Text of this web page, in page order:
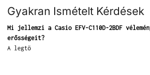
Gyakran Ismételt Kérdések
Mi jellemzi a Casio EFV-C110D-2BDF
erősségeit?
A legtö